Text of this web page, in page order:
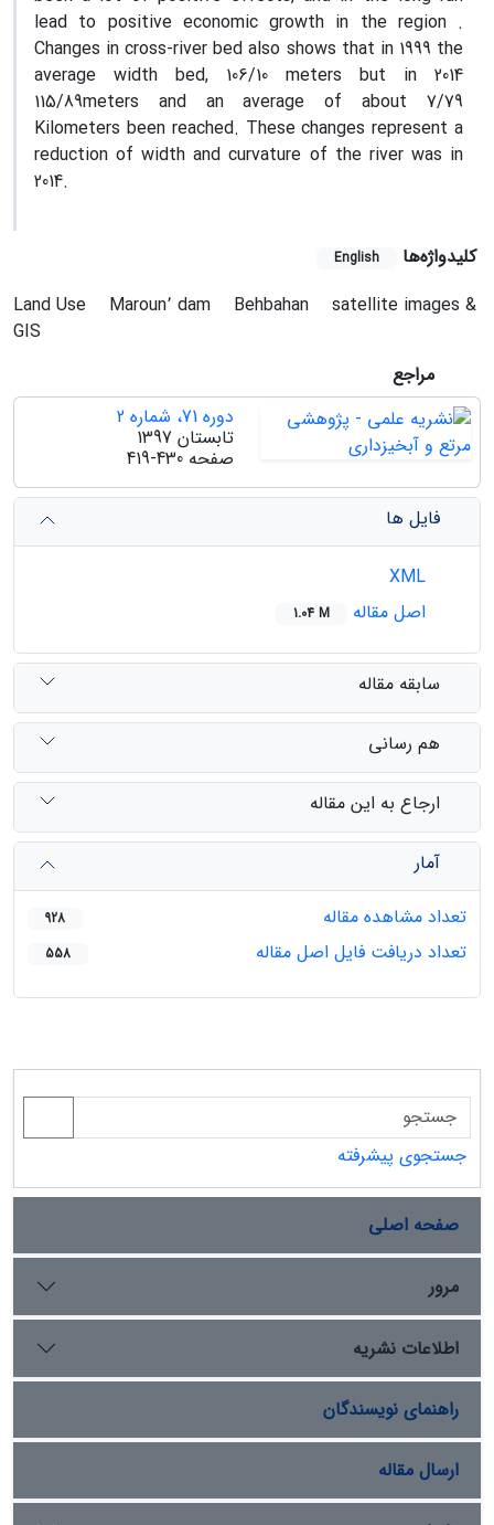
lead to positive economic growth in the region .
Changes in cross-river bed also shows that in 1999 the
average width bed, 106/10 meters but in 2014
115/89meters and an average of about 7/79
Kilometers been reached. These changes represent a
reduction of width and curvature of the river was in
2014.
کلیدواژه‌ها English
Land Use Maroun՚ dam Behbahan
satellite images &
GIS
مراجع
دوره 71، شماره 2
تابستان 1397
صفحه 419-430
فایل ها
اصل مقاله
1.04 M
سابقه مقاله
هم رسانی
ارجاع به این مقاله
آمار
تعداد مشاهده مقاله
928
تعداد دریافت فایل اصل مقاله 558
جستجوی پیشرفته
صفحه اصلی
مرور
اطلاعات نشریه
راهنمای نویسندگان
ارسال مقاله